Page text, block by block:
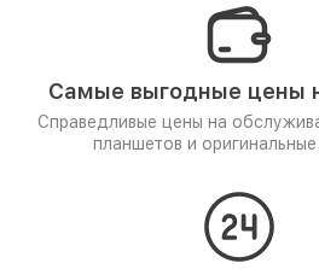
Самые выгодные цены
Справедливые цены на
планшетов и